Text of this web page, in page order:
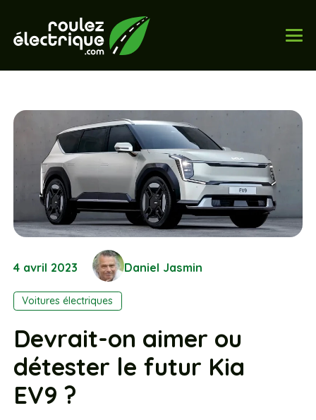
4 avril 2023 Daniel Jasmin
Voitures électriques
Devrait-on aimer ou
détester le futur Kia
EV9 ?